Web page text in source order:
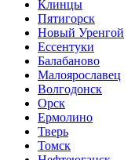
Клинцы
Пятигорск
Новый Уренгой
Ессентуки
Балабаново
Малоярославец
Волгодонск
Орск
Ермолино
Тверь
Томск